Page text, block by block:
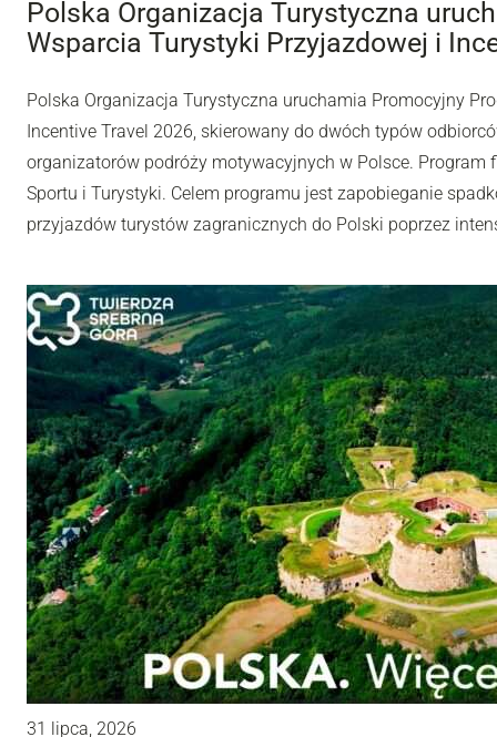
Polska Organizacja Turystyczna
Wsparcia Turystyki Przyjazdowej i
Polska Organizacja Turystyczna uruchamia Promocyjny
Incentive Travel 2026, skierowany do dwóch typów
organizatorów podróży motywacyjnych w Polsce.
Sportu i Turystyki. Celem programu jest zapobieganie
przyjazdów turystów zagranicznych do Polski poprzez
31 lipca, 2026